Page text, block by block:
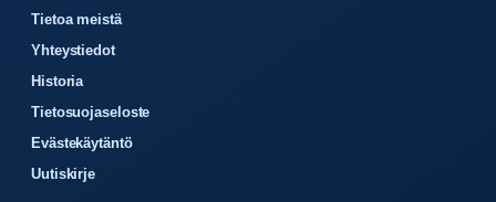
Tietoa meistä
Yhteystiedot
Historia
Tietosuojaseloste
Evästekäytäntö
Uutiskirje